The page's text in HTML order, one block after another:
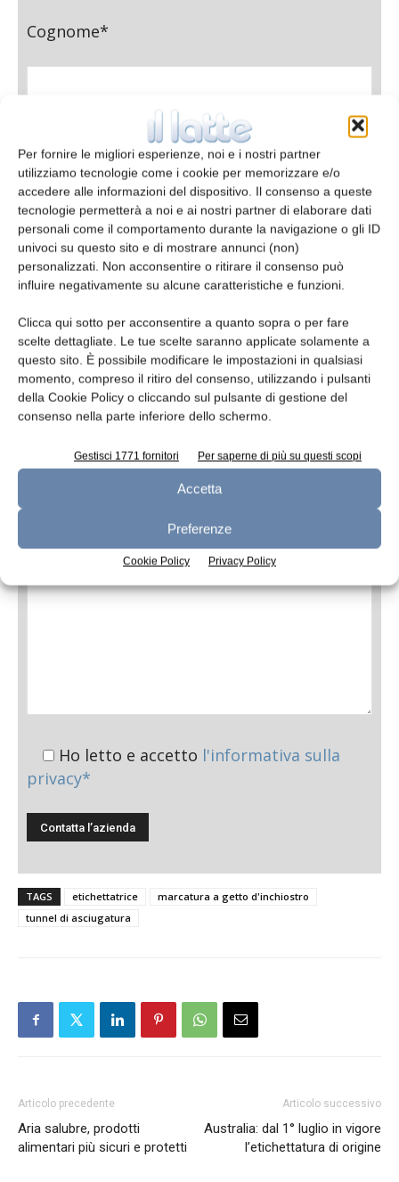
Per fornire le migliori esperienze, noi e i nostri partner
utilizziamo tecnologie come i cookie per memorizzare e/o
accedere alle informazioni del dispositivo. Il consenso a queste
tecnologie permetterà a noi e ai nostri partner di elaborare dati
personali come il comportamento durante la navigazione o gli ID
univoci su questo sito e di mostrare annunci (non)
personalizzati. Non acconsentire o ritirare il consenso può
influire negativamente su alcune caratteristiche e funzioni.
Clicca qui sotto per acconsentire a quanto sopra o per fare
scelte dettagliate. Le tue scelte saranno applicate solamente a
questo sito. È possibile modificare le impostazioni in qualsiasi
momento, compreso il ritiro del consenso, utilizzando i pulsanti
della Cookie Policy o cliccando sul pulsante di gestione del
consenso nella parte inferiore dello schermo.
Gestisci 1771 fornitori Per saperne di più su questi scopi
Accetta
Preferenze
Cookie Policy Privacy Policy
Cognome*
E-mail*
Telefono
Ho letto e accetto l'informativa sulla
privacy*
TAGS etichettatrice
marcatura a getto d'inchiostro
tunnel di asciugatura
Articolo precedente
Aria salubre, prodotti
alimentari più sicuri e protetti
Articolo successivo
Australia: dal 1° luglio in vigore
l’etichettatura di origine